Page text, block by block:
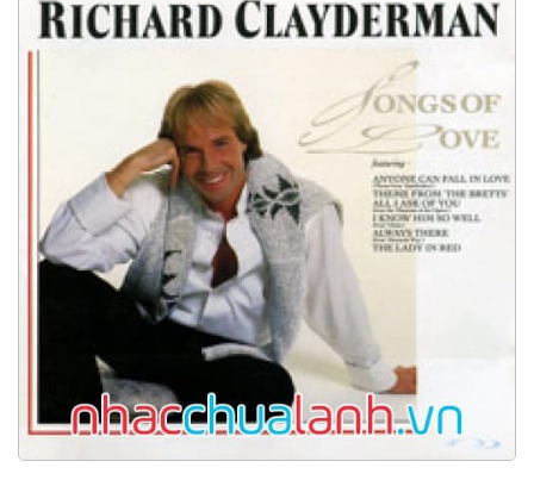
11.
A Dream Of Love
Le Premiere Cragnin D’Elsa
Fragile Heart
From Paris With Love
16.Sonata Magic
17.The Classic Touch
Christmas
Romantic
Eleana
21.Songs Of Love
22.A Little Night Music